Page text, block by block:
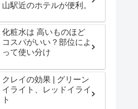
山駅近のホテルが便利。
化粧水は 高いものほど
コスパがいい？部位によ
って使い分け
クレイの効果 | グリーン
イライト、レッドイライ
ト